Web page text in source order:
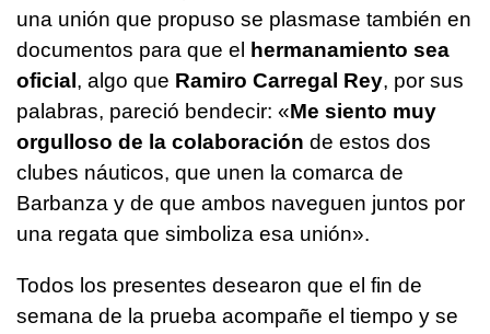
una unión que propuso se plasmase también en
documentos para que el
hermanamiento sea
oficial , algo que Ramiro Carregal Rey, por sus
palabras, pareció bendecir: «Me siento muy
orgulloso de la colaboración de estos dos
clubes náuticos, que unen la comarca de
Barbanza y de que ambos naveguen juntos por
una regata que simboliza esa unión».
Todos los presentes desearon que el fin de
semana de la prueba acompañe el tiempo y se